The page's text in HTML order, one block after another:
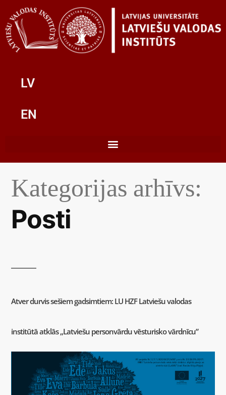
LV
EN
Kategorijas arhīvs:
Posti
Atver durvis sešiem gadsimtiem: LU HZF Latviešu valodas
institūtā atklās „Latviešu personvārdu vēsturisko vārdnīcu”